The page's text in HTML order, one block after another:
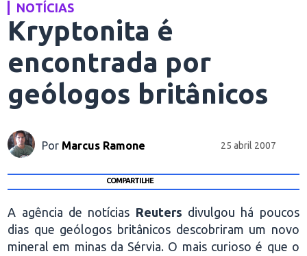
NOTÍCIAS
Kryptonita é
encontrada por
geólogos britânicos
Por Marcus Ramone 25 abril 2007
COMPARTILHE
A agência de notícias Reuters divulgou há poucos
dias que geólogos britânicos descobriram um novo
mineral em minas da Sérvia. O mais curioso é que o